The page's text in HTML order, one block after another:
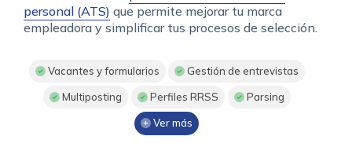
personal (ATS) que permite mejorar tu marca
empleadora y simplificar tus procesos de selección.
Vacantes y formularios Gestión de entrevistas
Multiposting Perfiles RRSS Parsing
Ver más